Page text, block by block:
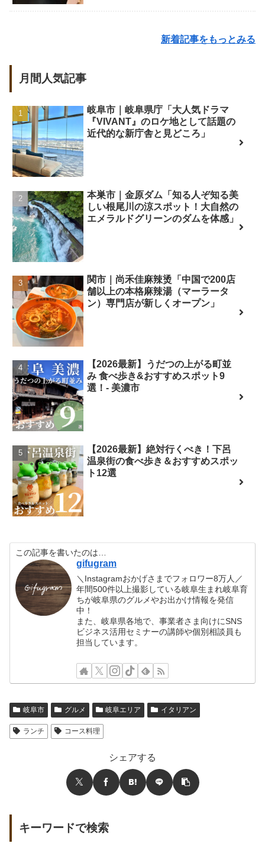
新着記事をもっとみる
月間人気記事
岐阜市｜岐阜県庁「大人気ドラマ
『VIVANT』のロケ地として話題の
近代的な新庁舎と見どころ」
本巣市｜金原ダム「知る人ぞ知る美
しい根尾川の涼スポット！大自然の
エメラルドグリーンのダムを体感」
関市｜尚禾佳麻辣烫「中国で200店
舗以上の本格麻辣湯（マーラータ
ン）専門店が新しくオープン」
【2026最新】うだつの上がる町並
み 食べ歩き&おすすめスポット9
選！- 美濃市
【2026最新】絶対行くべき！下呂
温泉街の食べ歩き＆おすすめスポッ
ト12選
この記事を書いたのは…
gifugram
＼Instagramおかげさまでフォロワー8万人／
年間500件以上撮影している岐阜生まれ岐阜育
ちが岐阜県のグルメやお出かけ情報を発信
中！
また、岐阜県各地で、事業者さま向けにSNS
ビジネス活用セミナーの講師や個別相談員も
担当しています。
岐阜市 グルメ 岐阜エリア イタリアン
ランチ コース料理
シェアする
キーワードで検索